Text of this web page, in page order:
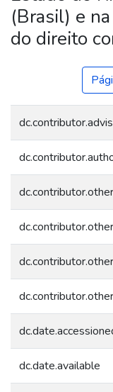
(Brasil) e
do direito
dc.contributor.other
dc.contributor.other
dc.contributor.other
dc.contributor.other
dc.date.available